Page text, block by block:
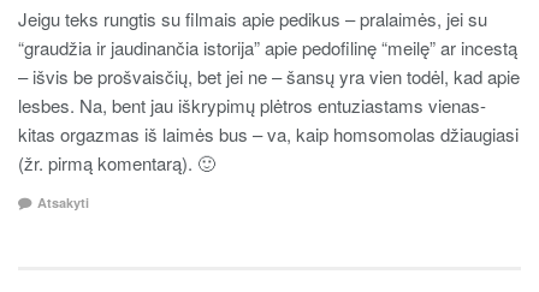
Jeigu teks rungtis su filmais apie pedikus – pralaimės, jei su
“graudžia ir jaudinančia istorija” apie pedofilinę “meilę” ar incestą
– išvis be prošvaisčių, bet jei ne – šansų yra vien todėl, kad apie
lesbes. Na, bent jau iškrypimų plėtros entuziastams vienas-
kitas orgazmas iš laimės bus – va, kaip homsomolas džiaugiasi
(žr. pirmą komentarą). 🙂
Atsakyti